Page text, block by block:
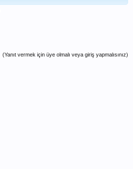
(Yanıt vermek için üye olmalı veya giriş yapmalısınız)